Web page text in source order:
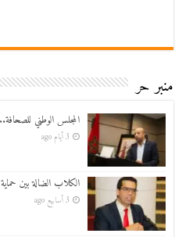
منبر حر
المجلس الوطني
3 أيام ago
الكلاب الضالة بين
3 أسابيع ago